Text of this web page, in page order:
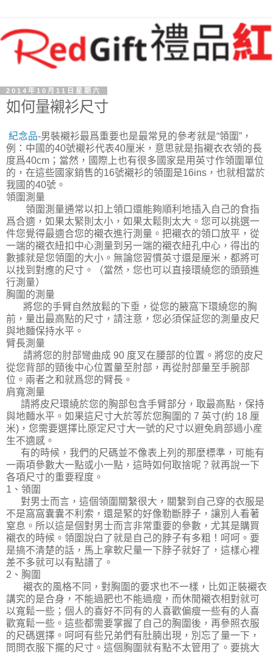
2014年10月11日星期六
如何量襯衫尺寸
紀念品-男裝襯衫最爲重要也是最常見的參考就是“領圍”，
例：中國的40號襯衫代表40厘米，意思就是指襯衣衣領的長
度爲40cm；當然，國際上也有很多國家是用英寸作領圍單位
的，在這些國家銷售的16號襯衫的領圍是16ins，也就相當於
我國的40號。
領圍測量
領圍測量通常以扣上領口還能夠順利地插入自己的食指
爲合適，如果太緊則太小，如果太鬆則太大。您可以挑選一
件您覺得最適合您的襯衣進行測量。把襯衣的領口放平，從
一端的襯衣紐扣中心測量到另一端的襯衣紐孔中心，得出的
數據就是您領圍的大小。無論您習慣英寸還是厘米，都將可
以找到對應的尺寸。（當然，您也可以直接環繞您的頭頸進
行測量）
胸圍的測量
將您的手臂自然放鬆的下垂，從您的腋窩下環繞您的胸
前，量出最高點的尺寸，請注意，您必須保証您的測量皮尺
與地麵保持水平。
臂長測量
請將您的肘部彎曲成 90 度叉在腰部的位置。將您的皮尺
從您背部的頸後中心位置量至肘部，再從肘部量至手腕部
位。兩者之和就爲您的臂長。
肩寬測量
請將皮尺環繞於您的胸部包含手臂部分，取最高點，保持
與地麵水平。如果這尺寸大於等於您胸圍的 7 英寸(約 18 厘
米)，您需要選擇比原定尺寸大一號的尺寸以避免肩部過小産
生不適感。
有的時候，我們的尺碼並不像表上列的那麼標準，可能有
一兩項參數大一點或小一點，這時如何取捨呢？就再說一下
各項尺寸的重要程度。
1、領圍
對男士而言，這個領圍關繫很大，關繫到自己穿的衣服是
不是窩窩囊囊不利索，還是緊的好像勒斷脖子，讓別人看著
窒息。所以這是個對男士而言非常重要的參數，尤其是購買
襯衣的時候。領圍說白了就是自己的脖子有多粗！呵呵。要
是搞不清楚的話，馬上拿軟尺量一下脖子就好了，這樣心裡
差不多就可以有點譜了。
2、胸圍
襯衣的風格不同，對胸圍的要求也不一樣，比如正裝襯衣
講究的是合身，不能過肥也不能過瘦，而休閒襯衣相對就可
以寬鬆一些；個人的喜好不同有的人喜歡偏瘦一些有的人喜
歡寬鬆一些。這些都需要掌握了自己的胸圍後，再參照衣服
的尺碼選擇。呵呵有些兄弟們有肚腩出現，別忘了量一下，
問問衣服下擺的尺寸。這個胸圍就有點不太管用了。要挑大